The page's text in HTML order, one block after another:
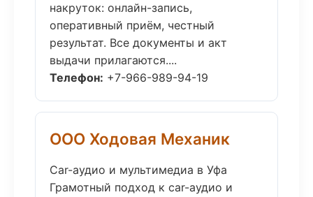
накруток: онлайн-запись,
оперативный приём, честный
результат. Все документы и акт
выдачи прилагаются....
Телефон: +7-966-989-94-19
ООО Ходовая Механик
Car-аудио и мультимедиа в Уфа
Грамотный подход к car-аудио и